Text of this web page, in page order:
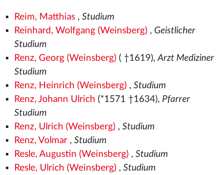
Reim, Matthias, Studium
Reinhard, Wolfgang (Weinsberg), Geistlicher
Studium
Renz, Georg (Weinsberg)( †1619),Arzt Mediziner
Studium
Renz, Heinrich (Weinsberg), Studium
Renz, Johann Ulrich (*1571 †1634), Pfarrer
Studium
Renz, Ulrich (Weinsberg), Studium
Renz, Volmar, Studium
Resle, Augustin (Weinsberg), Studium
Resle, Ulrich (Weinsberg), Studium